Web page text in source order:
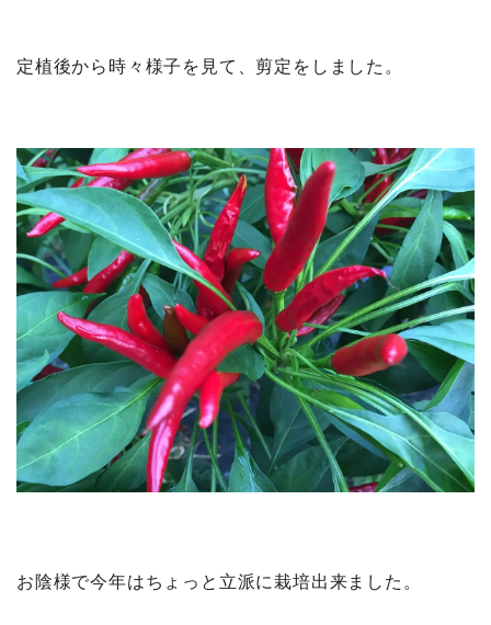
定植後から時々様子を見て、剪定をしました。
お陰様で今年はちょっと立派に栽培出来ました。